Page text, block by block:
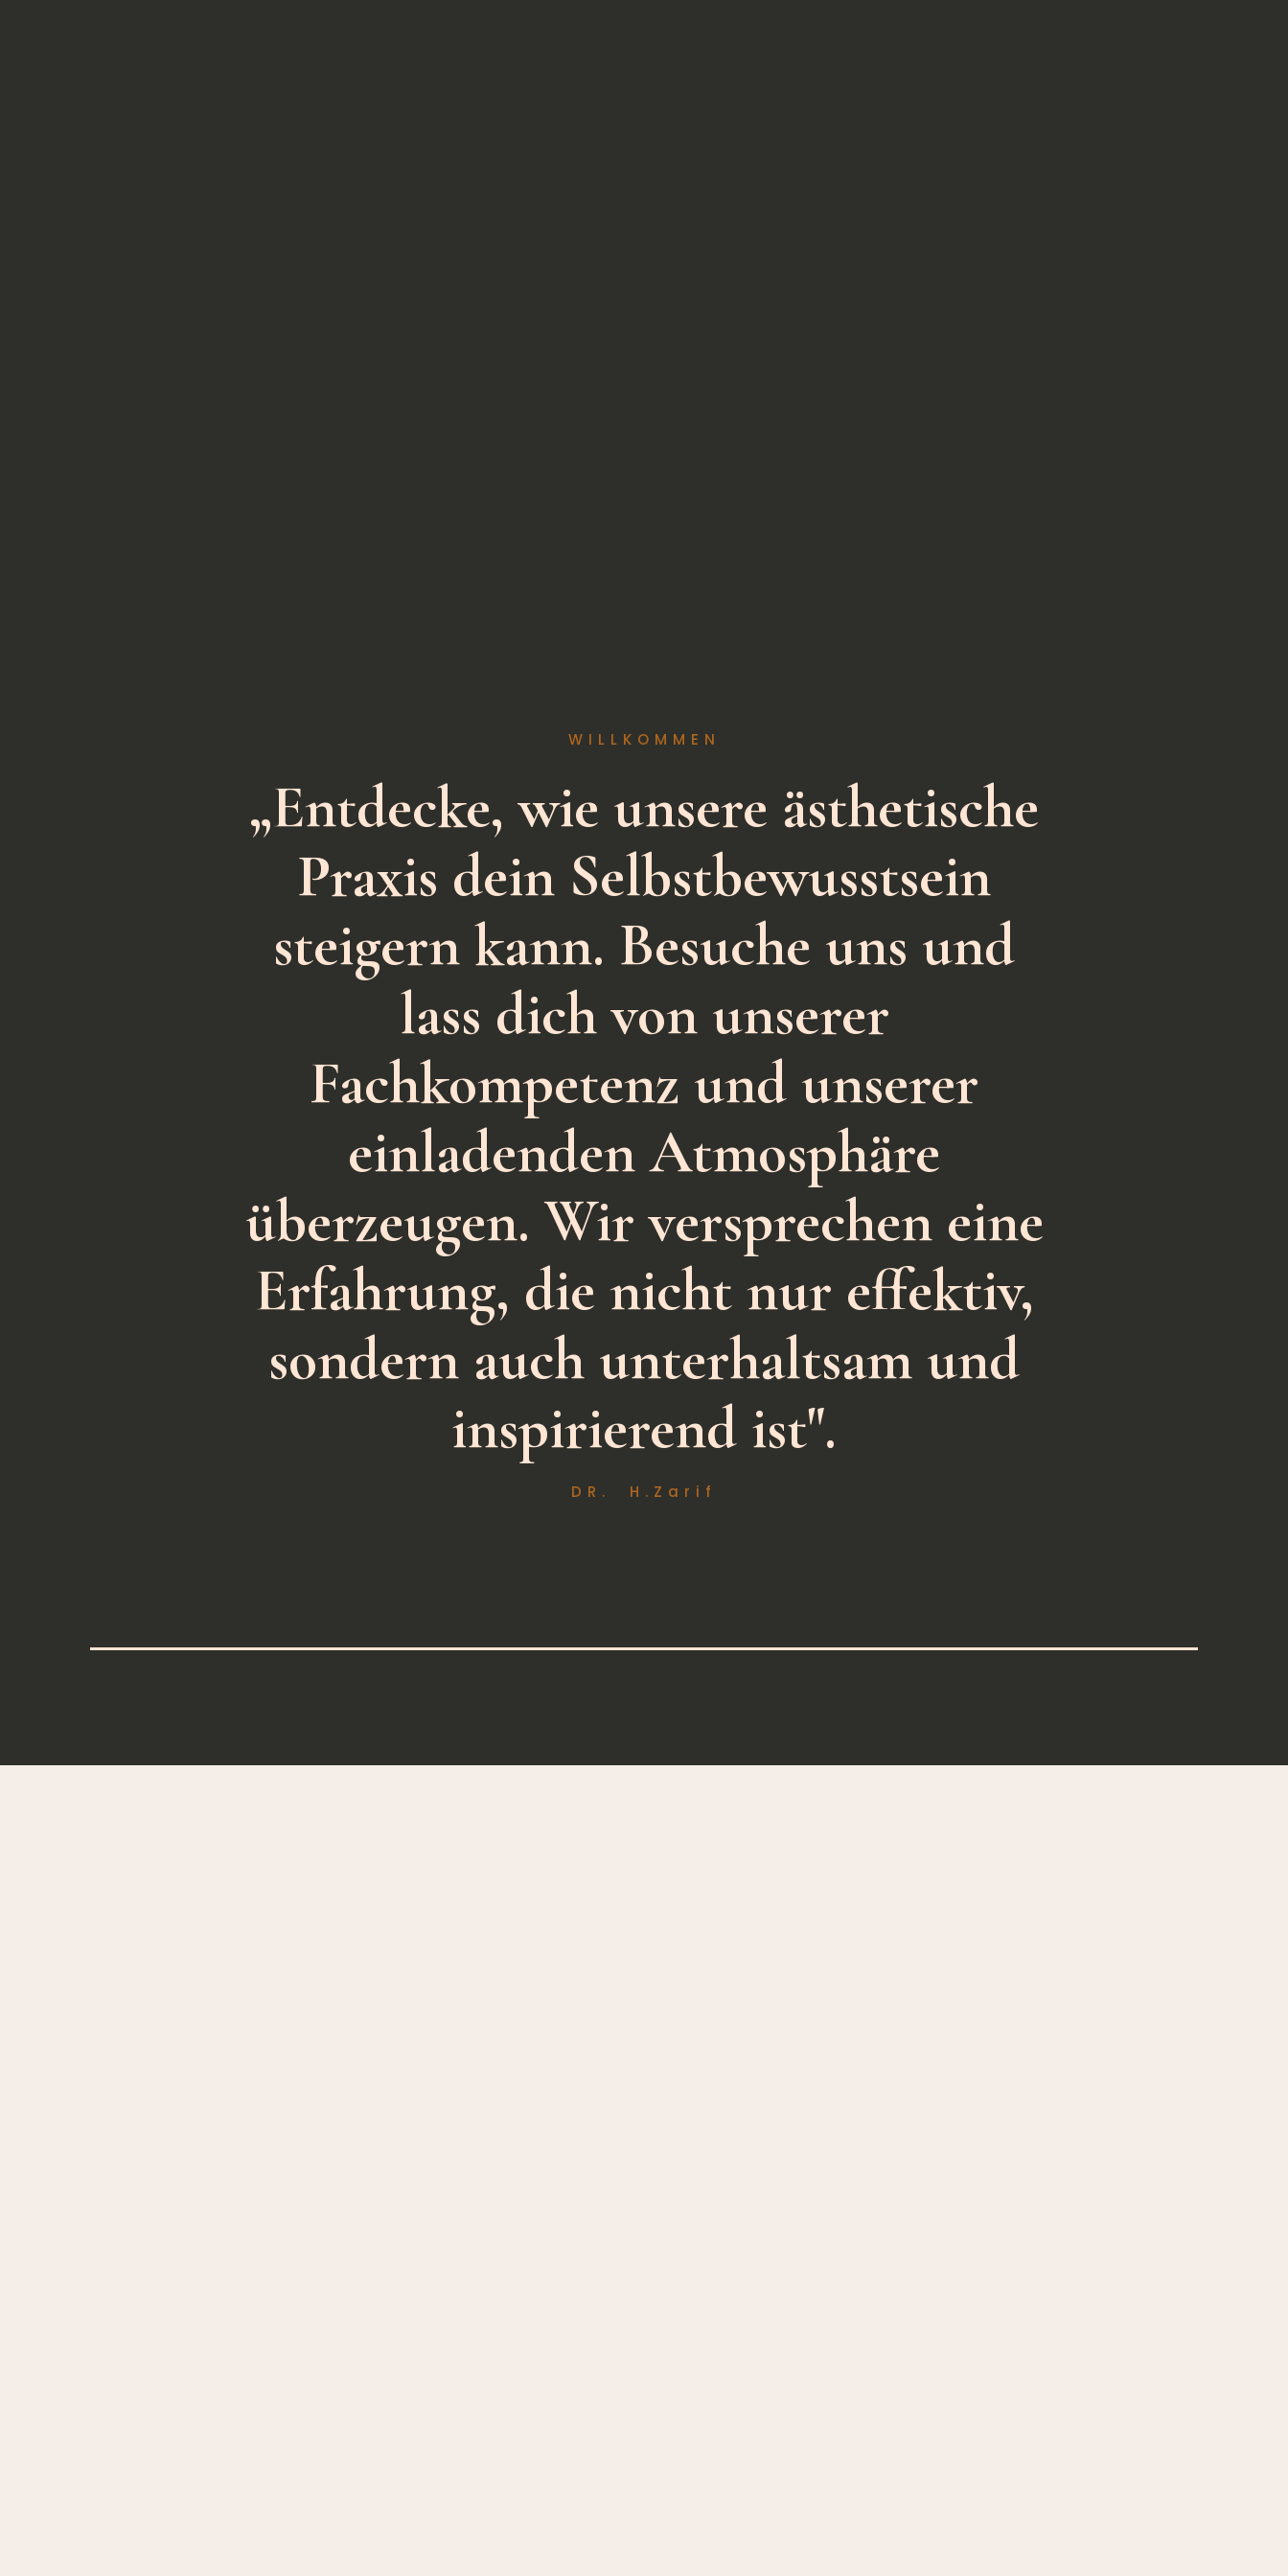
WILLKOMMEN
„Entdecke, wie unsere ästhetische
Praxis dein Selbstbewusstsein
steigern kann. Besuche uns und
lass dich von unserer
Fachkompetenz und unserer
einladenden Atmosphäre
überzeugen. Wir versprechen eine
Erfahrung, die nicht nur effektiv,
sondern auch unterhaltsam und
inspirierend ist".
DR. H.Zarif